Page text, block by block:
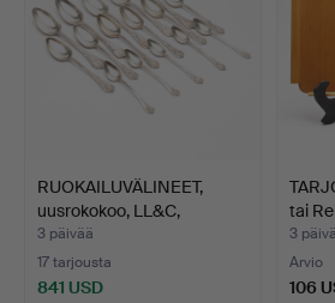
RUOKAILUVÄLINEET,
uusrokokoo, LL&C,
Götebo…
3 päivää
17 tarjousta
841 USD
tai
3
Arvio
106